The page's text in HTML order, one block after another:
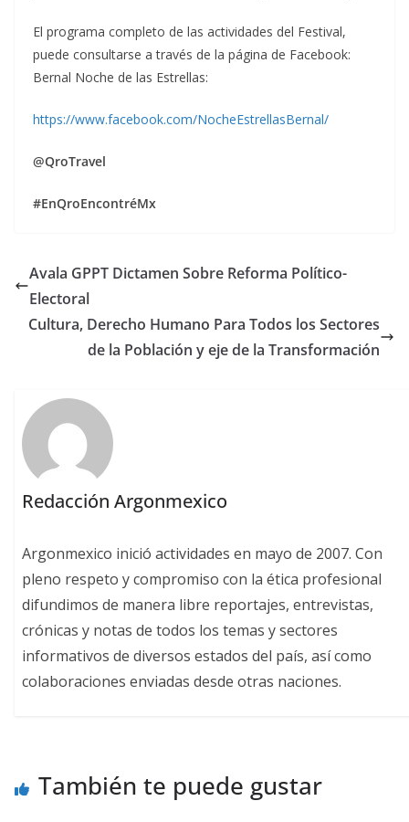
El programa completo de las actividades del Festival,
puede consultarse a través de la página de Facebook:
Bernal Noche de las Estrellas:
https://www.facebook.com/NocheEstrellasBernal/
@QroTravel
#EnQroEncontréMx
Avala GPPT Dictamen Sobre Reforma Político-
Electoral
Cultura, Derecho Humano Para Todos los Sectores
de la Población y eje de la Transformación
Redacción Argonmexico
Argonmexico inició actividades en mayo de 2007. Con
pleno respeto y compromiso con la ética profesional
difundimos de manera libre reportajes, entrevistas,
crónicas y notas de todos los temas y sectores
informativos de diversos estados del país, así como
colaboraciones enviadas desde otras naciones.
También te puede gustar